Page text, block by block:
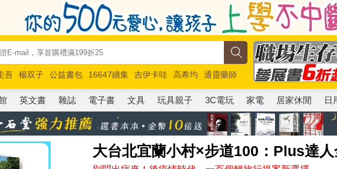
吾 楊双子 公益書包 16647續集 吉伊卡哇 高希均
通靈藥師
路邊攤新作
馬斯克 玩具總動員5 超慢跑
英文書 雜誌 電子書 文具 玩具親子 3C電玩 家電 居家休閒 日
大台北宜蘭小村×步道100：Plus達